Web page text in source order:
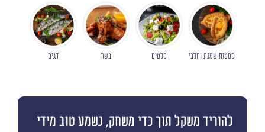
פסטות שמנת וחלבי סלטים בשר דגים
להוריד משקל תוך כדי משחק, נשמע טוב מידי